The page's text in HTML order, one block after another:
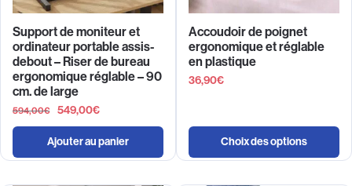
Support de moniteur et
ordinateur portable assis-
debout – Riser de bureau
ergonomique réglable – 90
cm. de large
594,00€ 549,00€
Ajouter au panier
Accoudoir de poignet
ergonomique et réglable
en plastique
36,90€
Choix des options